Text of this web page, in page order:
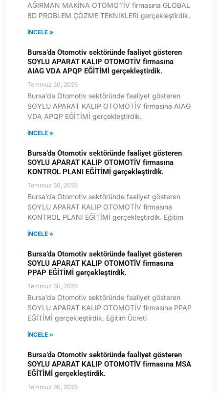
AĞIRMAN MAKİNA OTOMOTİV firmasına GLOBAL
8D PROBLEM ÇÖZME TEKNİKLERİ gerçekleştirdik.
İNCELE »
Bursa’da Otomotiv sektöründe faaliyet gösteren
SOYLU APARAT KALIP OTOMOTİV firmasına
AIAG VDA APQP EĞİTİMİ gerçekleştirdik.
Temmuz 30, 2026
Bursa’da Otomotiv sektöründe faaliyet gösteren
SOYLU APARAT KALIP OTOMOTİV firmasına AIAG
VDA APQP EĞİTİMİ gerçekleştirdik.
İNCELE »
Bursa’da Otomotiv sektöründe faaliyet gösteren
SOYLU APARAT KALIP OTOMOTİV firmasına
KONTROL PLANI EĞİTİMİ gerçekleştirdik.
Temmuz 30, 2026
Bursa’da Otomotiv sektöründe faaliyet gösteren
SOYLU APARAT KALIP OTOMOTİV firmasına
KONTROL PLANI EĞİTİMİ gerçekleştirdik. Eğitim
İNCELE »
Bursa’da Otomotiv sektöründe faaliyet gösteren
SOYLU APARAT KALIP OTOMOTİV firmasına
PPAP EĞİTİMİ gerçekleştirdik.
Temmuz 30, 2026
Bursa’da Otomotiv sektöründe faaliyet gösteren
SOYLU APARAT KALIP OTOMOTİV firmasına PPAP
EĞİTİMİ gerçekleştirdik. Eğitim Ücreti
İNCELE »
Bursa’da Otomotiv sektöründe faaliyet gösteren
SOYLU APARAT KALIP OTOMOTİV firmasına MSA
EĞİTİMİ gerçekleştirdik.
Temmuz 30, 2026